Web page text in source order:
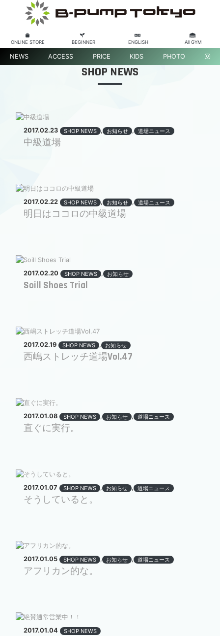
ONLINE STORE BEGINNER ENGLISH All GYM
NEWS ACCESS PRICE KIDS PHOTO
SHOP NEWS
2017.02.23 SHOP NEWS , お知らせ , 道場ニュース
中級道場
2017.02.22 SHOP NEWS , お知らせ , 道場ニュース
明日はココロの中級道場
2017.02.20 SHOP NEWS , お知らせ
Soill Shoes Trial
2017.02.19 SHOP NEWS , お知らせ
西嶋ストレッチ道場Vol.47
2017.01.08 SHOP NEWS , お知らせ , 道場ニュース
直ぐに実行。
2017.01.07 SHOP NEWS , お知らせ , 道場ニュース
そうしていると。
2017.01.05 SHOP NEWS , お知らせ , 道場ニュース
アフリカン的な。
2017.01.04 SHOP NEWS